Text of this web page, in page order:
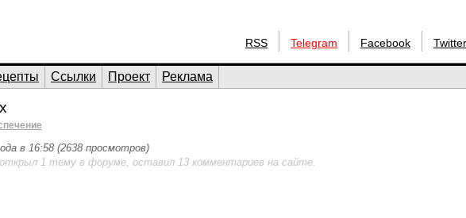
RSS Telegram Facebook Twitter
Ссылки Проект Реклама
в 16:58 (2638 просмотров)
1 тему в форуме, оставил 13 комментариев на сайте.